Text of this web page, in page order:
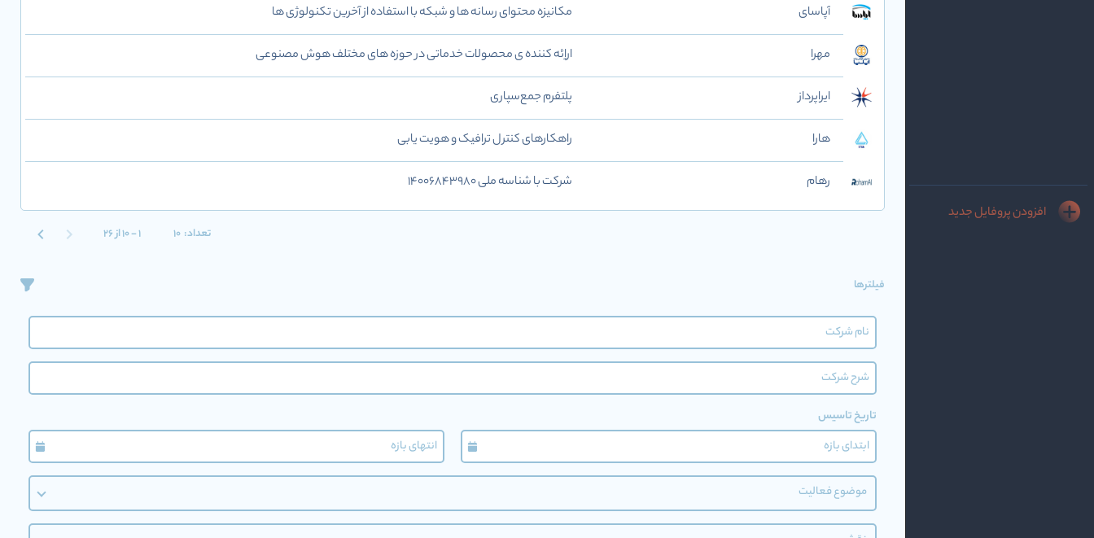
افزودن پروفایل جدید
آپاسای مکانیزه محتوای رسانه ها و شبکه با استفاده از آخرین تکنولوژی ها
مهرا اراِئه کننده ی محصولات خدماتی در حوزه های مختلف هوش مصنوعی
ایراپرداز پلتفرم جمع‌سپاری
هارا راهکارهای کنترل ترافیک و هویت یابی
رهام شرکت با شناسه ملی 14006843980
تعداد: 10 1 - 10 از 26
فیلترها
تاریخ تاسیس
موضوع فعالیت